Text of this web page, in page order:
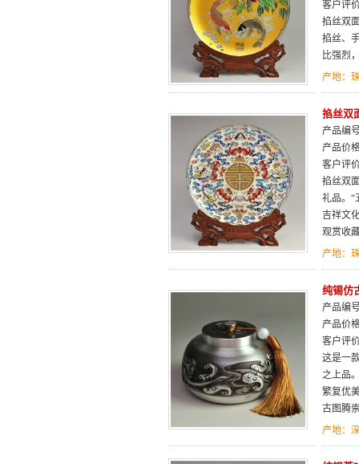
客户评
掐丝双
掐丝、
比强烈
产地：
掐丝双
产品编
产品价
客户评
掐丝双
礼品。“
吉祥文
观赏收
产地：
纯锡仿
产品编
产品价
客户评
这是一
之上品
繁复优
古图腾
产地：